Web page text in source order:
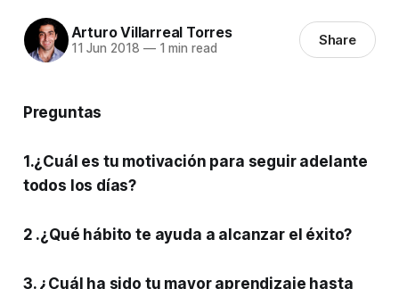
Arturo Villarreal Torres
11 Jun 2018 —1 min read Share
Preguntas
1.¿Cuál es tu motivación para seguir adelante
todos los días?
2 .¿Qué hábito te ayuda a alcanzar el éxito?
3. ¿Cuál ha sido tu mayor aprendizaje hasta